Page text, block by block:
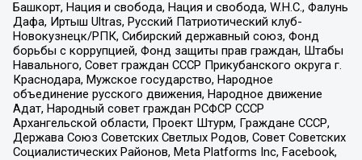
Башкорт, Нация и свобода, Нация и свобода, W.H.С., Фалунь
Дафа, Иртыш Ultras, Русский Патриотический клуб-
Новокузнецк/РПК, Сибирский державный союз, Фонд
борьбы с коррупцией, Фонд защиты прав граждан, Штабы
Навального, Совет граждан СССР Прикубанского округа г.
Краснодара, Мужское государство, Народное
объединение русского движения, Народное движение
Адат, Народный совет граждан РСФСР СССР
Архангельской области, Проект Штурм, Граждане СССР,
Держава Союз Советских Светлых Родов, Совет Советских
Социалистических Районов, Meta Platforms Inc, Facebook,